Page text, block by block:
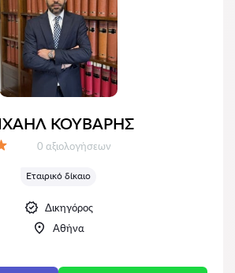
ΚΟΥΒΑΡΗΣ
Αξιολογήσεις:
0 αξιολογήσεων
Εταιρικό δίκαιο
Δικηγόρος
Αθήνα